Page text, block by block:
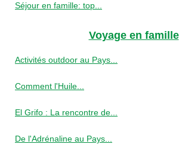
Séjour en famille: top...
Voyage en famille
Activités outdoor au Pays...
Comment l'Huile...
El Grifo : La rencontre de...
De l'Adrénaline au Pays...